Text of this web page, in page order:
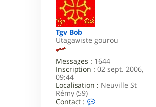
b
Tgv Bob
Utagawiste gourou
Messages : 1644
Inscription : 02 sept. 2006,
09:44
Localisation : Neuville St
Rémy (59)
Contact :